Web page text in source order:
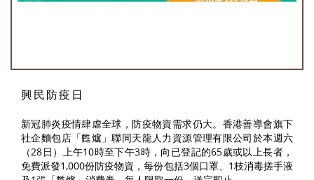
興民防疫日
新冠肺炎疫情肆虐全球，防疫物資需求仍大。香港善導會旗下
社企麵包店「甦爐」聯同天龍人力資源管理有限公司於本週六
（28日）上午10時至下午3時，向已登記的65歲或以上長者，
免費派發1,000份防疫物資，每份包括3個口罩、1枝消毒搓手液